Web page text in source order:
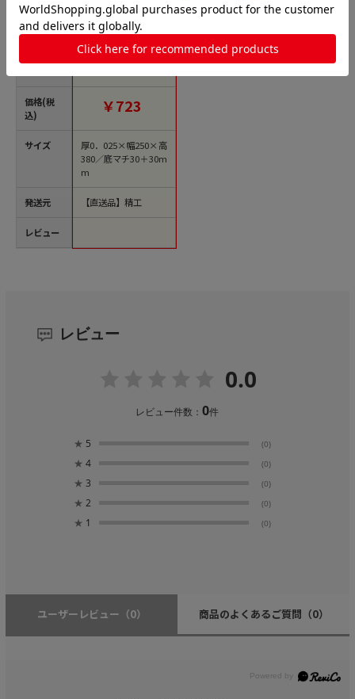
価格(税
込)
サイズ
発送元
レビュー
精工 ボードンガゼッ
【直送品】
￥723
厚0．025×幅250×高
380／底マチ30＋30m
m
【直送品】精工
レビュー
0.0
レビュー件数：0件
★ 5 (0)
★ 4 (0)
★ 3 (0)
★ 2 (0)
★ 1 (0)
ユーザーレビュー （0） 商品のよくあるご質問 （0）